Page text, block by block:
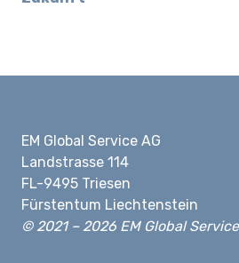
EM Global Service AG
Landstrasse 114
FL-9495 Triesen
Fürstentum Liechtenstein
© 2021 – 2026 EM Global